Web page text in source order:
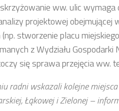
ww. ulic
projektowej obejmującej
stworzenie placu
z Wydziału
się sprawa przejęcia ww.
radni wskazali kolejne
Łąkowej i Zielonej –